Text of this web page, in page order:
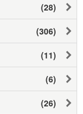
(28)
(306)
(11)
(6)
(26)